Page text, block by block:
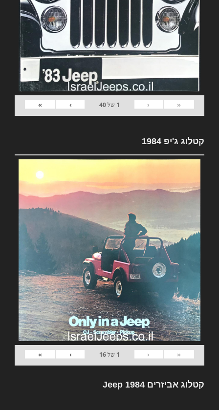
«
‹
1 של40
›
»
קטלוג ג'יפ 1984
«
‹
1 של16
›
»
קטלוג אביזרים Jeep 1984